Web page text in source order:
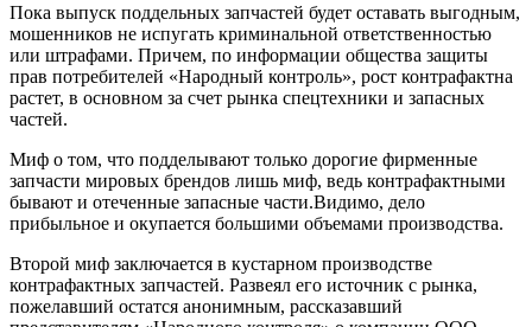
Пока выпуск поддельных запчастей будет оставать выгодным,
мошенников не испугать криминальной ответственностью
или штрафами. Причем, по информации общества защиты
прав потребителей «Народный контроль», рост контрафактна
растет, в основном за счет рынка спецтехники и запасных
частей.
Миф о том, что подделывают только дорогие фирменные
запчасти мировых брендов лишь миф, ведь контрафактными
бывают и отеченные запасные части.Видимо, дело
прибыльное и окупается большими объемами производства.
Второй миф заключается в кустарном производстве
контрафактных запчастей. Развеял его источник с рынка,
пожелавший остатся анонимным, рассказавший